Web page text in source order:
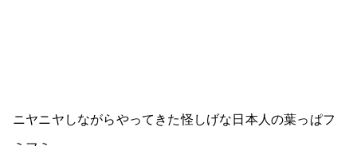
ニヤニヤしながらやってきた怪しげな日本人の葉っぱフ